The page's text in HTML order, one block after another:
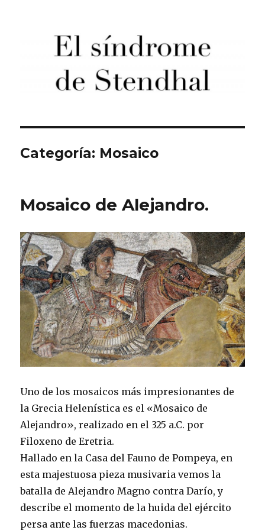
El síndrome de Stendhal
Categoría: Mosaico
Mosaico de Alejandro.
Uno de los mosaicos más impresionantes de
la Grecia Helenística es el «Mosaico de
Alejandro», realizado en el 325 a.C. por
Filoxeno de Eretria.
Hallado en la Casa del Fauno de Pompeya, en
esta majestuosa pieza musivaria vemos la
batalla de Alejandro Magno contra Darío, y
describe el momento de la huida del ejército
persa ante las fuerzas macedonias.